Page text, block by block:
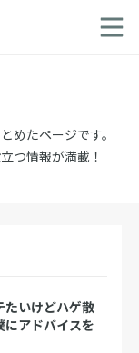
めたページです。
つ情報が満載！
たいけどハゲ散
にアドバイスを